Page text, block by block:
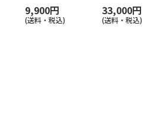
9,900円
(送料・税込)
33,000円
(送料・税込)